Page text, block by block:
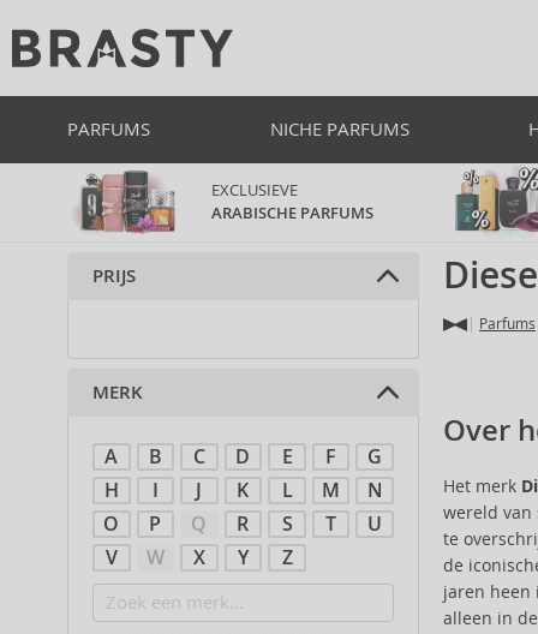
PARFUMS NICHE PARFUMS
EXCLUSIEVE
ARABISCHE PARFUMS
Parfums
Over
Het merk
wereld van
te
de
jaren heen
alleen in
PRIJS
MERK
A B C D E F
G
H
I J K L M
N
O
P Q R S T
U
V
W X Y Z